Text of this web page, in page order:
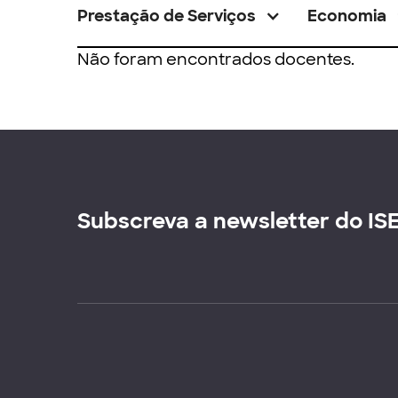
Prestação de Serviços Economia
Não foram encontrados docentes.
Subscreva a newsletter do